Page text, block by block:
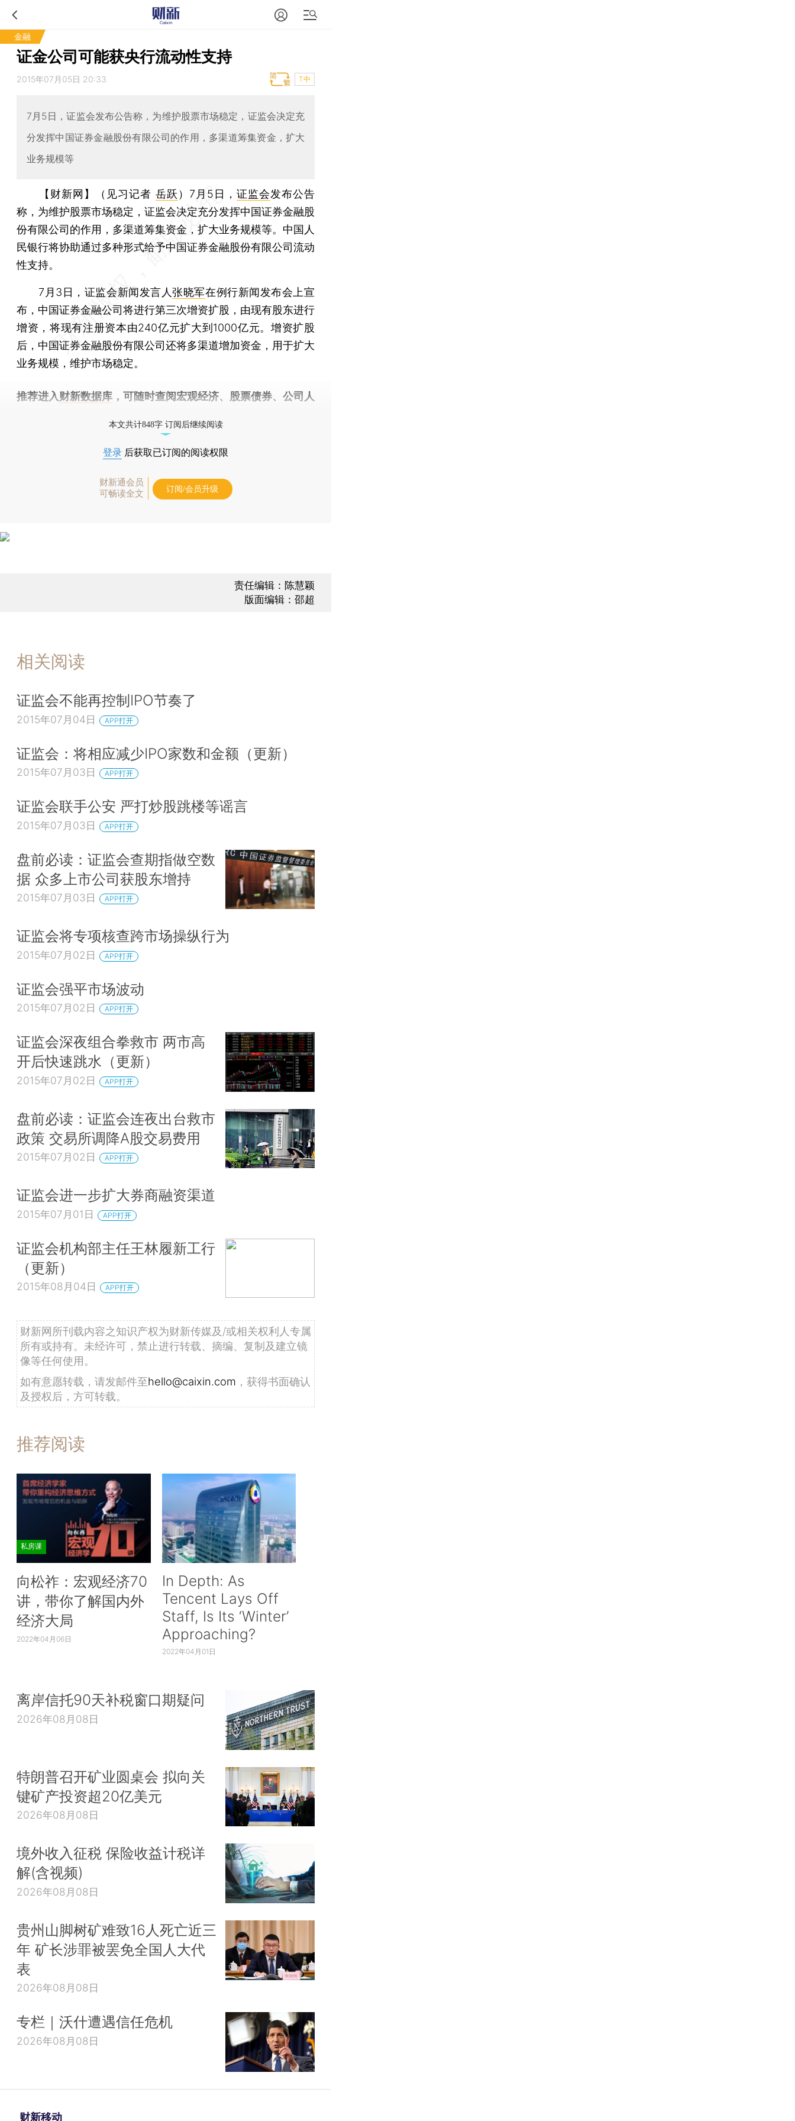
金融
证金公司可能获央行流动性支持
2015年07月05日 20:33 T中
7月5日，证监会发布公告称，为维护股票市场稳定，证监会决定充
分发挥中国证券金融股份有限公司的作用，多渠道筹集资金，扩大
业务规模等
【财新网】（见习记者 岳跃 ） 7月5日， 证监会发布公告
称，为维护股票市场稳定，证监会决定充分发挥中国证券金融股
份有限公司的作用，多渠道筹集资金，扩大业务规模等。中国人
民银行将协助通过多种形式给予中国证券金融股份有限公司流动
性支持。
7月3日，证监会新闻发言人张晓军在例行新闻发布会上宣
布，中国证券金融公司将进行第三次增资扩股，由现有股东进行
增资，将现有注册资本由240亿元扩大到1000亿元。增资扩股
后，中国证券金融股份有限公司还将多渠道增加资金，用于扩大
业务规模，维护市场稳定。
推荐进入财新数据库 ，可随时查阅宏观经济、股票债券、公司人
本文共计848字 订阅后继续阅读
登录 后获取已订阅的阅读权限
财新通会员
可畅读全文
订阅/会员升级
责任编辑：陈慧颖
版面编辑：邵超
相关阅读
证监会不能再控制IPO节奏了
2015年07月04日 APP打开
证监会：将相应减少IPO家数和金额（更新）
2015年07月03日 APP打开
证监会联手公安 严打炒股跳楼等谣言
2015年07月03日 APP打开
盘前必读：证监会查期指做空数
据 众多上市公司获股东增持
2015年07月03日 APP打开
证监会将专项核查跨市场操纵行为
2015年07月02日 APP打开
证监会强平市场波动
2015年07月02日 APP打开
证监会深夜组合拳救市 两市高
开后快速跳水（更新）
2015年07月02日 APP打开
盘前必读：证监会连夜出台救市
政策 交易所调降A股交易费用
2015年07月02日 APP打开
证监会进一步扩大券商融资渠道
2015年07月01日 APP打开
证监会机构部主任王林履新工行
（更新）
2015年08月04日 APP打开
财新网所刊载内容之知识产权为财新传媒及/或相关权利人专属
所有或持有。未经许可，禁止进行转载、摘编、复制及建立镜
像等任何使用。
如有意愿转载，请发邮件至hello@caixin.com ，获得书面确认
及授权后，方可转载。
推荐阅读
私房课
向松祚：宏观经济70
讲，带你了解国内外
经济大局
2022年04月06日
In Depth: As
Tencent Lays Off
Staff, Is Its ‘Winter’
Approaching?
2022年04月01日
离岸信托90天补税窗口期疑问
2026年08月08日
特朗普召开矿业圆桌会 拟向关
键矿产投资超20亿美元
2026年08月08日
境外收入征税 保险收益计税详
解(含视频)
2026年08月08日
贵州山脚树矿难致16人死亡近三
年 矿长涉罪被罢免全国人大代
表
2026年08月08日
专栏｜沃什遭遇信任危机
2026年08月08日
财新移动